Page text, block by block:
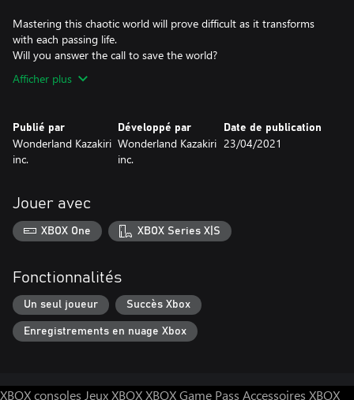
Mastering this chaotic world will prove difficult as it transforms
with each passing life.
Afficher plus
Publié par
Wonderland Kazakiri
inc.
Développé par
Wonderland Kazakiri
inc.
Date de publication
23/04/2021
Jouer avec
XBOX One XBOX Series X|S
Fonctionnalités
Un seul joueur Succès Xbox
Enregistrements en nuage Xbox
XBOX consoles Jeux XBOXXBOX Game Pass Accessoires XBOX